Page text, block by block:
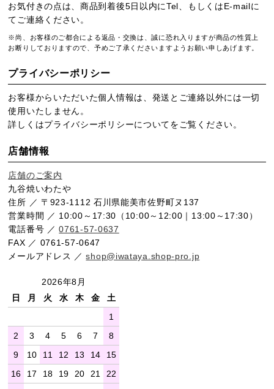
お気付きの点は、商品到着後5日以内にTel、もしくはE-mailに
てご連絡ください。
※尚、お客様のご都合による返品・交換は、誠に恐れ入りますが商品の性質上
お断りしておりますので、予めご了承くださいますようお願い申しあげます。
プライバシーポリシー
お客様からいただいた個人情報は、発送とご連絡以外には一切
使用いたしません。
詳しくはプライバシーポリシーについてをご覧ください。
店舗情報
店舗のご案内
九谷焼いわたや
住所 ／ 〒923-1112 石川県能美市佐野町ヌ137
営業時間 ／ 10:00～17:30（10:00～12:00｜13:00～17:30）
電話番号 ／0761-57-0637
FAX ／ 0761-57-0647
メールアドレス ／shop@iwataya.shop-pro.jp
2026年8月
日
月 火 水 木 金
土
1
2
3 4 5 6 7
8
9
10 11 12 13 14
15
16
17 18 19 20 21
22